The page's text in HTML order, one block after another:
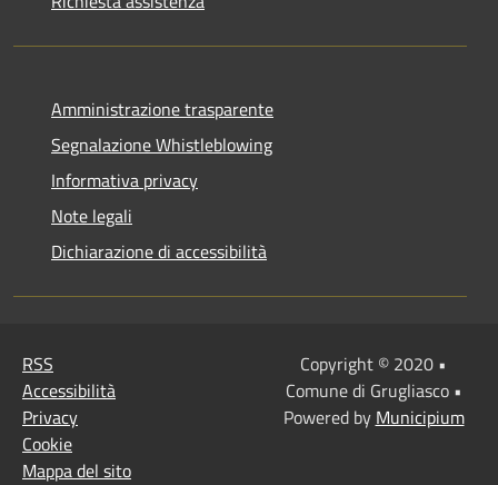
Amministrazione trasparente
Segnalazione Whistleblowing
Informativa privacy
Note legali
Dichiarazione di accessibilità
RSS
Accessibilità
Privacy
Cookie
Mappa del sito
Copyright © 2020 •
Comune di Grugliasco •
Powered by Municipium